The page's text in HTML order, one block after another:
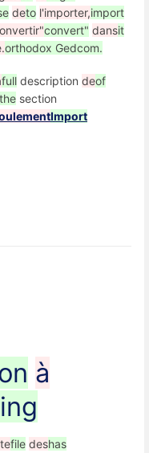
deto l'importer,import
convert" dansit
orthodox Gedcom.
full description deof
the section
Import
à
file deshas